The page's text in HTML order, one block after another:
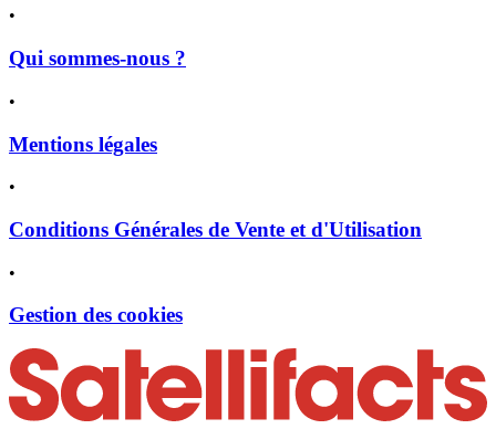
•
Qui sommes-nous ?
•
Mentions légales
•
Conditions Générales de Vente et d'Utilisation
•
Gestion des cookies